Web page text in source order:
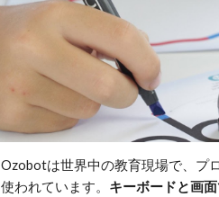
Ozobotは世界中の教育現場で、プ
使われています。 キーボードと画